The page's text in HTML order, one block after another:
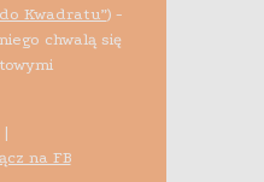
Kwadratu”) -
chwalą się
na FB